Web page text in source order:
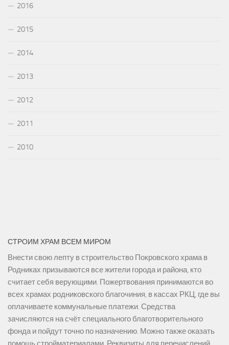
2016
2015
2014
2013
2012
2011
2010
СТРОИМ ХРАМ ВСЕМ МИРОМ
Внести свою лепту в строительство Покровского храма в
Родниках призываются все жители города и района, кто
считает себя верующими. Пожертвования принимаются во
всех храмах родниковского благочиния, в кассах РКЦ, где вы
оплачиваете коммунальные платежи. Средства
зачисляются на счёт специального благотворительного
фонда и пойдут точно по назначению. Можно также оказать